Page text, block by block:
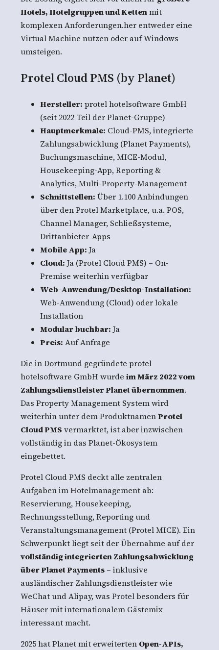
Hotels, Hotelgruppen und Kettenmit
komplexen Anforderungen.her entweder eine
Virtual Machine nutzen oder auf Windows
umsteigen.
Protel Cloud PMS (by Planet)
Hersteller: protel hotelsoftware GmbH
(seit 2022 Teil der Planet-Gruppe)
Hauptmerkmale: Cloud-PMS, integrierte
Zahlungsabwicklung (Planet Payments),
Buchungsmaschine, MICE-Modul,
Housekeeping-App, Reporting &
Analytics, Multi-Property-Management
Schnittstellen: Über 1.100 Anbindungen
über den Protel Marketplace, u.a. POS,
Channel Manager, Schließsysteme,
Drittanbieter-Apps
Mobile App: Ja
Cloud: Ja (Protel Cloud PMS) – On-
Premise weiterhin verfügbar
Web-Anwendung/Desktop-Installation:
Web-Anwendung (Cloud) oder lokale
Installation
Modular buchbar: Ja
Preis: Auf Anfrage
Die in Dortmund gegründete protel
hotelsoftware GmbH wurde im März 2022 vom
Zahlungsdienstleister Planet übernommen.
Das Property Management System wird
weiterhin unter dem ProduktnamenProtel
Cloud PMS vermarktet, ist aber inzwischen
vollständig in das Planet-Ökosystem
eingebettet.
Protel Cloud PMS deckt alle zentralen
Aufgaben im Hotelmanagement ab:
Reservierung, Housekeeping,
Rechnungsstellung, Reporting und
Veranstaltungsmanagement (Protel MICE). Ein
Schwerpunkt liegt seit der Übernahme auf der
vollständig integrierten Zahlungsabwicklung
über Planet Payments – inklusive
ausländischer Zahlungsdienstleister wie
WeChat und Alipay, was Protel besonders für
Häuser mit internationalem Gästemix
interessant macht.
2025 hat Planet mit erweiterten Open-APIs,